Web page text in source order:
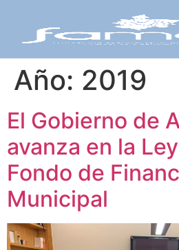
Año: 2019
El Gobierno de
avanza en la
Fondo de
Municipal